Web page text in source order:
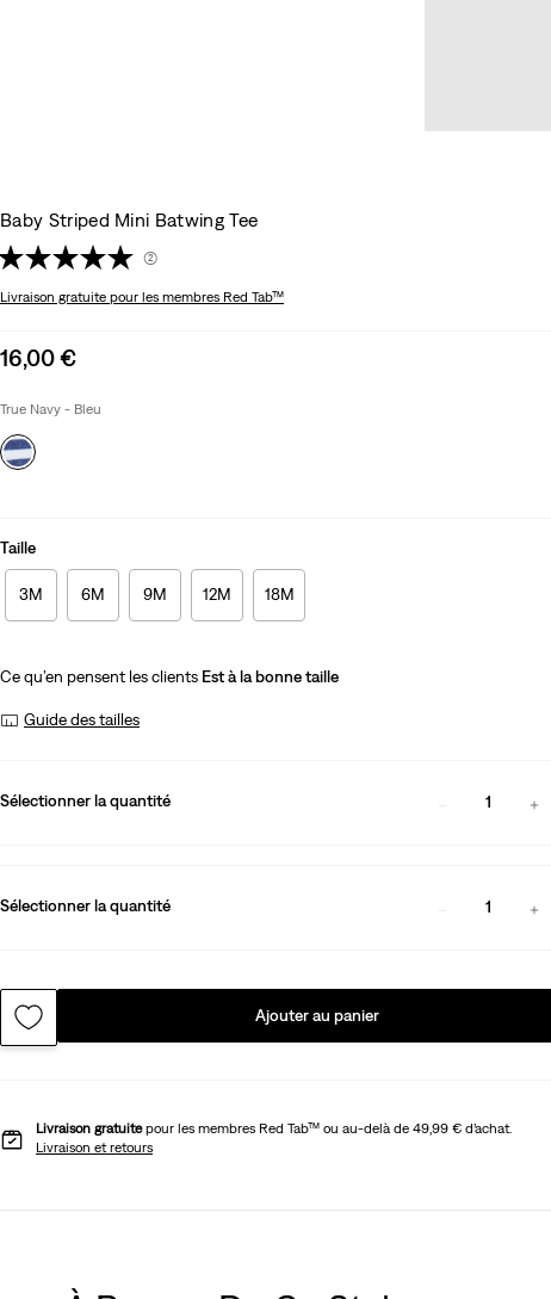
Baby Striped Mini Batwing Tee
(2)
Livraison gratuite pour les membres Red Tab™
Sale
is
16,00 €
True Navy - Bleu
Taille
3M 6M 9M 12M 18M
Ce qu’en pensent les clients Est à la bonne taille
Guide des tailles
Sélectionner la quantité 1
Sélectionner la quantité 1
Ajouter au panier
Livraison gratuitepour les membres Red Tab™ ou au-delà de 49,99 € d’achat.
Livraison et retours